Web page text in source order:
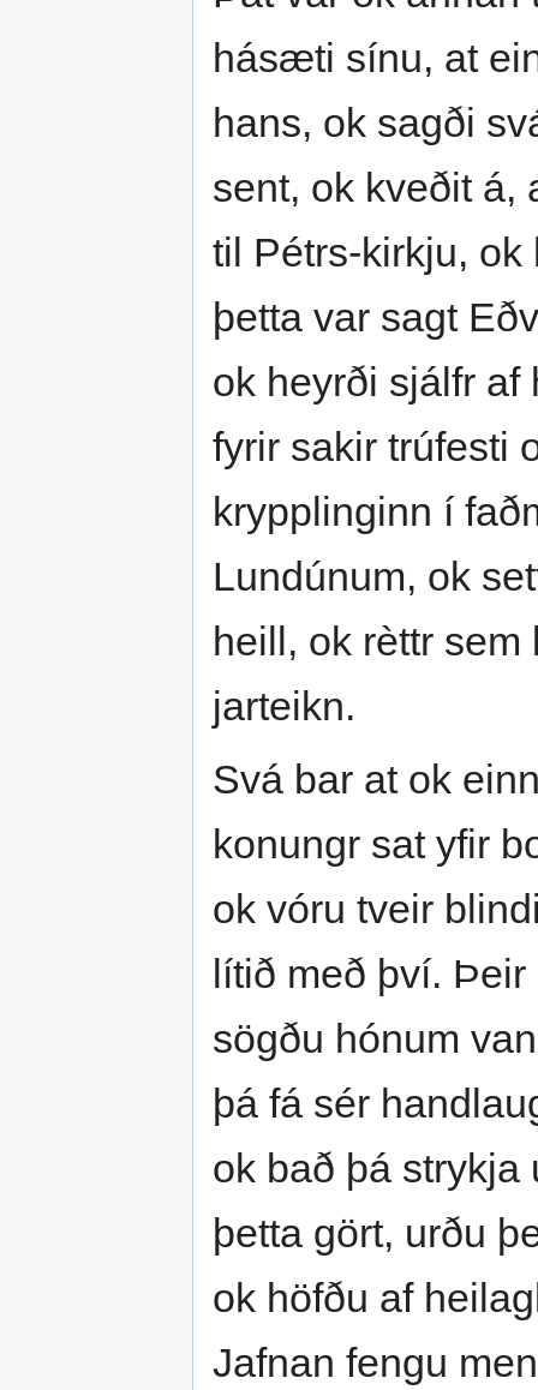
hásæti sínu, at
hans, ok sagði
sent, ok kveðit á,
til Pétrs-kirkju,
þetta var sagt
ok heyrði sjálfr af
fyrir sakir trúfesti
krypplinginn í
Lundúnum, ok
heill, ok rèttr
jarteikn.
Svá bar at ok
konungr sat yfir
ok vóru tveir
lítið með því.
sögðu hónum
þá fá sér
ok bað þá strykja
þetta gört, urðu
ok höfðu af
Jafnan fengu